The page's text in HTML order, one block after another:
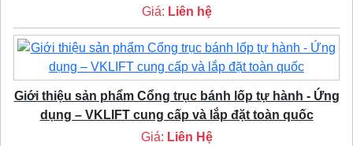
Giá: Liên hệ
Giới thiệu sản phẩm Cổng trục bánh lốp tự hành - Ứng
dụng – VKLIFT cung cấp và lắp đặt toàn quốc
Giá: Liên Hệ